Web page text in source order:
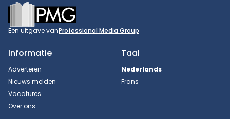
Footer
Een uitgave vanProfessional Media Group
Informatie
Adverteren
Nieuws melden
Vacatures
Over ons
Taal
Nederlands
Frans